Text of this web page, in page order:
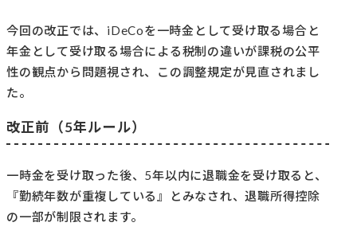
今回の改正では、iDeCoを一時金として受け取る場合と
年金として受け取る場合による税制の違いが課税の公平
性の観点から問題視され、この調整規定が見直されまし
た。
改正前（5年ルール）
一時金を受け取った後、5年以内に退職金を受け取ると、
『勤続年数が重複している』とみなされ、退職所得控除
の一部が制限されます。